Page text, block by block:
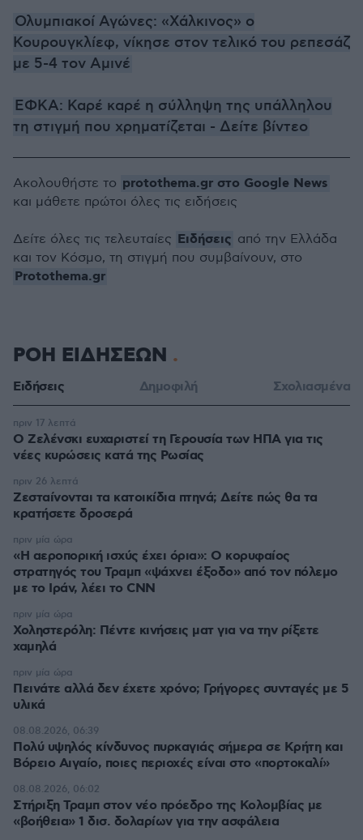
Ολυμπιακοί Αγώνες: «Χάλκινος» ο
Κουρουγκλίεφ, νίκησε στον τελικό του ρεπεσάζ
με 5-4 τον Αμινέ
ΕΦΚΑ: Καρέ καρέ η σύλληψη της υπάλληλου
τη στιγμή που χρηματίζεται - Δείτε βίντεο
Ακολουθήστε το protothema.gr στο Google News
και μάθετε πρώτοι όλες τις ειδήσεις
Δείτε όλες τις τελευταίες Ειδήσεις από την Ελλάδα
και τον Κόσμο, τη στιγμή που συμβαίνουν, στο
Protothema.gr
ΡΟΗ ΕΙΔΗΣΕΩΝ
Ειδήσεις Δημοφιλή Σχολιασμένα
Ο Ζελένσκι ευχαριστεί τη Γερουσία των ΗΠΑ για τις
νέες κυρώσεις κατά της Ρωσίας
πριν 17 λεπτά
Ζεσταίνονται τα κατοικίδια πτηνά; Δείτε πώς θα τα
κρατήσετε δροσερά
πριν 26 λεπτά
«Η αεροπορική ισχύς έχει όρια»: Ο κορυφαίος
στρατηγός του Τραμπ «ψάχνει έξοδο» από τον πόλεμο
με το Ιράν, λέει το CNN
πριν μία ώρα
Χοληστερόλη: Πέντε κινήσεις ματ για να την ρίξετε
χαμηλά
πριν μία ώρα
Πεινάτε αλλά δεν έχετε χρόνο; Γρήγορες συνταγές με 5
υλικά
πριν μία ώρα
Πολύ υψηλός κίνδυνος πυρκαγιάς σήμερα σε Κρήτη και
Βόρειο Αιγαίο, ποιες περιοχές είναι στο «πορτοκαλί»
08.08.2026, 06:39
Στήριξη Τραμπ στον νέο πρόεδρο της Κολομβίας με
«βοήθεια» 1 δισ. δολαρίων για την ασφάλεια
08.08.2026, 06:02